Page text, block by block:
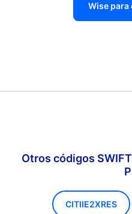
Wise para
Otros códigos
CITIIE2XRES